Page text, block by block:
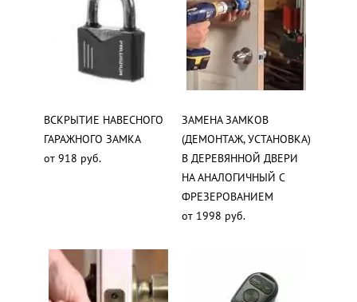
ВСКРЫТИЕ НАВЕСНОГО
ГАРАЖНОГО ЗАМКА
от 918 руб.
ЗАМЕНА ЗАМКОВ
(ДЕМОНТАЖ, УСТАНОВКА)
В ДЕРЕВЯННОЙ ДВЕРИ
НА АНАЛОГИЧНЫЙ С
ФРЕЗЕРОВАНИЕМ
от 1998 руб.